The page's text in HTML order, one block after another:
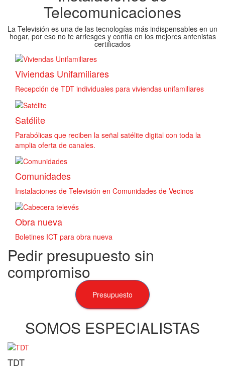
Telecomunicaciones
La Televisión es una de las tecnologías más indispensables en un
hogar, por eso no te arriesges y confía en los mejores antenistas
certificados
Viviendas Unifamiliares
Recepción de TDT individuales para viviendas unifamiliares
Satélite
Parabólicas que reciben la señal satélite digital con toda la
amplia oferta de canales.
Comunidades
Instalaciones de Televisión en Comunidades de Vecinos
Obra nueva
Boletines ICT para obra nueva
Pedir presupuesto sin
compromiso
Presupuesto
SOMOS ESPECIALISTAS
TDT